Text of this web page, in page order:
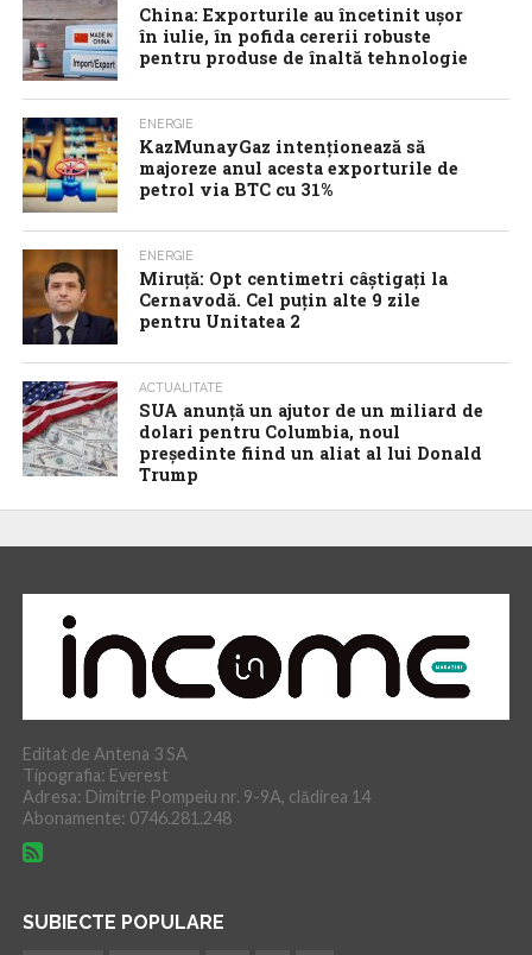
China: Exporturile au încetinit ușor
în iulie, în pofida cererii robuste
pentru produse de înaltă tehnologie
ENERGIE
KazMunayGaz intenționează să
majoreze anul acesta exporturile de
petrol via BTC cu 31%
ENERGIE
Miruță: Opt centimetri câștigați la
Cernavodă. Cel puțin alte 9 zile
pentru Unitatea 2
ACTUALITATE
SUA anunţă un ajutor de un miliard de
dolari pentru Columbia, noul
preşedinte fiind un aliat al lui Donald
Trump
Editat de Antena 3 SA
Tipografia: Everest
Adresa: Dimitrie Pompeiu nr. 9-9A, clădirea 14
Abonamente: 0746.281.248
SUBIECTE POPULARE